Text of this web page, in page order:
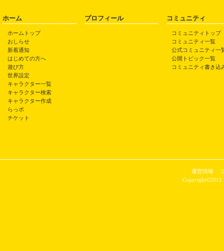
ホーム
ホームトップ
おしらせ
新着通知
はじめての方へ
遊び方
世界設定
キャラクター一覧
キャラクター検索
キャラクター作成
らっポ
チケット
プロフィール コミュニティ
コミュニティトップ
コミュニティ一覧
公式コミュニティ一
公開トピック一覧
コミュニティ書き込
運営情報
Copyright©2011